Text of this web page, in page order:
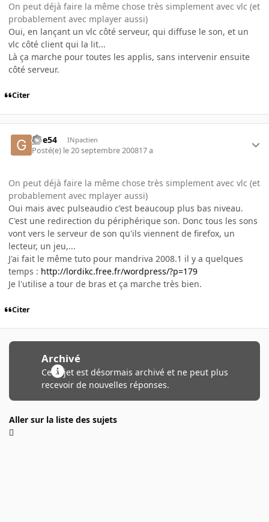
On peut déjà faire la même chose très simplement avec vlc (et
probablement avec mplayer aussi)
Oui, en lançant un vlc côté serveur, qui diffuse le son, et un
vlc côté client qui la lit...
Là ça marche pour toutes les applis, sans intervenir ensuite
côté serveur.
Citer
gbe54 INpactien
Posté(e) le 20 septembre 200817 a
On peut déjà faire la même chose très simplement avec vlc (et
probablement avec mplayer aussi)
Oui mais avec pulseaudio c'est beaucoup plus bas niveau.
C'est une redirection du périphérique son. Donc tous les sons
vont vers le serveur de son qu'ils viennent de firefox, un
lecteur, un jeu,...
J'ai fait le même tuto pour mandriva 2008.1 il y a quelques
temps : http://lordikc.free.fr/wordpress/?p=179
Je l'utilise a tour de bras et ça marche très bien.
Citer
Archivé
Ce sujet est désormais archivé et ne peut plus
recevoir de nouvelles réponses.
Aller sur la liste des sujets